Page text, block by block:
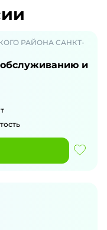
РАЙОНА САНКТ-
и